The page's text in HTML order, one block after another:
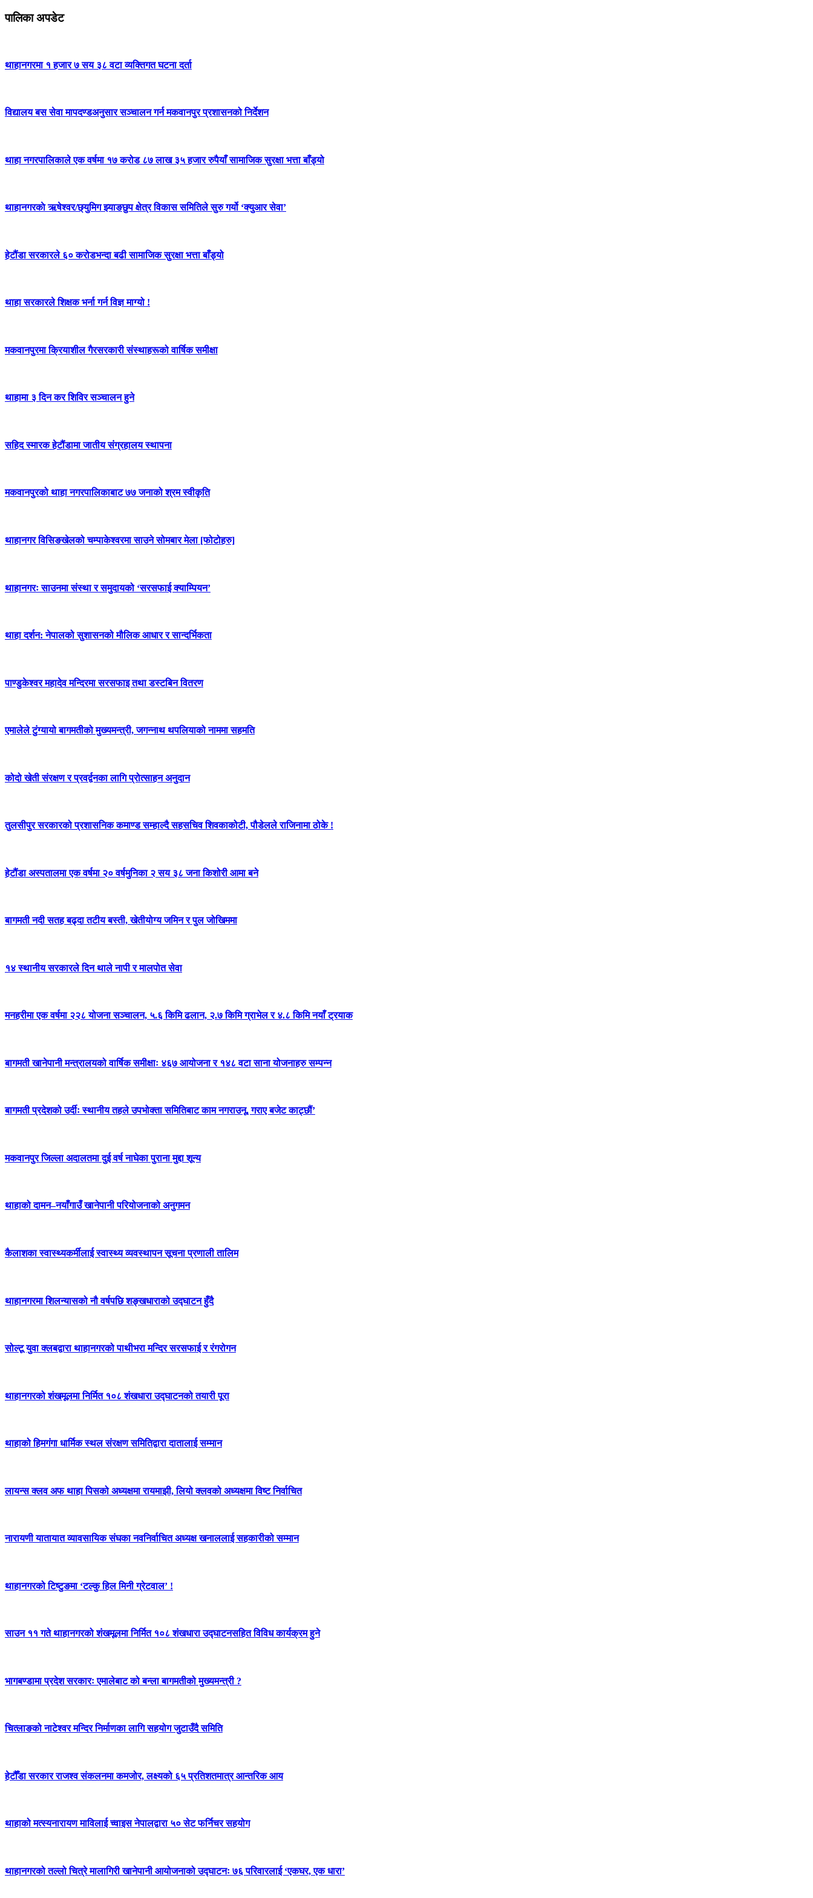
पालिका अपडेट
थाहानगरमा १ हजार ७ सय ३८ वटा व्यक्तिगत घटना दर्ता
विद्यालय बस सेवा मापदण्डअनुसार सञ्चालन गर्न मकवानपुर प्रशासनको निर्देशन
थाहा नगरपालिकाले एक वर्षमा १७ करोड ८७ लाख ३५ हजार रुपैयाँ सामाजिक सुरक्षा भत्ता बाँड्यो
थाहानगरकाे ऋषेश्वर/छ्युमिग झ्याङछुप क्षेत्र विकास समितिले सुरु गर्यो ‘क्युआर सेवा’
हेटौंडा सरकारले ६० करोडभन्दा बढी सामाजिक सुरक्षा भत्ता बाँड्यो
थाहा सरकारले शिक्षक भर्ना गर्न विज्ञ माग्यो !
मकवानपुरमा क्रियाशील गैरसरकारी संस्थाहरूको वार्षिक समीक्षा
थाहामा ३ दिन कर शिविर सञ्चालन हुने
सहिद स्मारक हेटौंडामा जातीय संग्रहालय स्थापना
मकवानपुरको थाहा नगरपालिकाबाट ७७ जनाको श्रम स्वीकृति
थाहानगर विसिङखेलको चम्पाकेश्वरमा साउने सोमबार मेला [फोटोहरु]
थाहानगरः साउनमा संस्था र समुदायको ‘सरसफाई क्याम्पियन’
थाहा दर्शन: नेपालको सुशासनको मौलिक आधार र सान्दर्भिकता
पाण्डुकेश्वर महादेव मन्दिरमा सरसफाइ तथा डस्टबिन वितरण
एमालेले टुंग्यायो बागमतीको मुख्यमन्त्री, जगन्नाथ थपलियाको नाममा सहमति
कोदो खेती संरक्षण र प्रवर्द्वनका लागि प्रोत्साहन अनुदान
तुलसीपुर सरकारको प्रशासनिक कमाण्ड सम्हाल्दै सहसचिव शिवकाकोटी, पौडेलले राजिनामा ठोके !
हेटौंडा अस्पतालमा एक वर्षमा २० वर्षमुनिका २ सय ३८ जना किशोरी आमा बने
बागमती नदी सतह बढ्दा तटीय बस्ती, खेतीयोग्य जमिन र पुल जोखिममा
१४ स्थानीय सरकारले दिन थाले नापी र मालपोत सेवा
मनहरीमा एक वर्षमा २२८ योजना सञ्चालन, ५.६ किमि ढलान, २.७ किमि ग्राभेल र ४.८ किमि नयाँ ट्रयाक
बागमती खानेपानी मन्त्रालयको वार्षिक समीक्षाः ४६७ आयोजना र १४८ वटा साना योजनाहरु सम्पन्न
बागमती प्रदेशको उर्दीः स्थानीय तहले उपभोक्ता समितिबाट काम नगराउनू, गराए बजेट काट्छौं’
मकवानपुर जिल्ला अदालतमा दुई वर्ष नाघेका पुराना मुद्दा शून्य
थाहाको दामन–नयाँगाउँ खानेपानी परियोजनाको अनुगमन
कैलाशका स्वास्थ्यकर्मीलाई स्वास्थ्य व्यवस्थापन सूचना प्रणाली तालिम
थाहानगरमा शिलन्यासको नौ वर्षपछि शङ्खधाराको उद्घाटन हुँदै
सोल्टू युवा क्लबद्वारा थाहानगरको पाथीभरा मन्दिर सरसफाई र रंगरोगन
थाहानगरको शंखमूलमा निर्मित १०८ शंखधारा उद्घाटनको तयारी पूरा
थाहाको हिमगंगा धार्मिक स्थल संरक्षण समितिद्वारा दातालाई सम्मान
लायन्स क्लव अफ थाहा पिसको अध्यक्षमा रायमाझी, लियो क्लवको अध्यक्षमा विष्ट निर्वाचित
नारायणी यातायात व्यावसायिक संघका नवनिर्वाचित अध्यक्ष खनाललाई सहकारीको सम्मान
थाहानगरको टिष्टुङमा ‘टल्कु हिल मिनी ग्रेटवाल’ !
साउन ११ गते थाहानगरको शंखमूलमा निर्मित १०८ शंखधारा उद्घाटनसहित विविध कार्यक्रम हुने
भागबण्डामा प्रदेश सरकारः एमालेबाट को बन्ला बागमतीको मुख्यमन्त्री ?
चित्लाङको नाटेश्वर मन्दिर निर्माणका लागि सहयोग जुटाउँदै समिति
हेटौँडा सरकार राजश्व संकलनमा कमजोर, लक्ष्यको ६५ प्रतिशतमात्र आन्तरिक आय
थाहाको मत्स्यनारायण माविलाई च्वाइस नेपालद्वारा ५० सेट फर्निचर सहयोग
थाहानगरको तल्लो चित्रे मालागिरी खानेपानी आयोजनाको उद्घाटनः ७६ परिवारलाई ‘एकघर, एक धारा’